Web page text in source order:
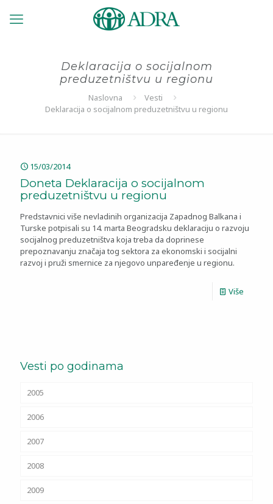
Deklaracija o socijalnom
preduzetništvu u regionu
Naslovna
Vesti
Deklaracija o socijalnom preduzetništvu u regionu
15/03/2014
Doneta Deklaracija o socijalnom
preduzetništvu u regionu
Predstavnici više nevladinih organizacija Zapadnog Balkana i
Turske potpisali su 14. marta Beogradsku deklaraciju o razvoju
socijalnog preduzetništva koja treba da doprinese
prepoznavanju značaja tog sektora za ekonomski i socijalni
razvoj i pruži smernice za njegovo unpaređenje u regionu.
Više
Vesti po godinama
2005
2006
2007
2008
2009